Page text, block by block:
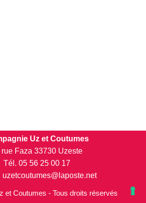
Uz et Coutumes
rue Faza 33730 Uzeste
Tél. 05 56 25 00 17
uzetcoutumes@laposte.net
et Coutumes - Tous droits réservés